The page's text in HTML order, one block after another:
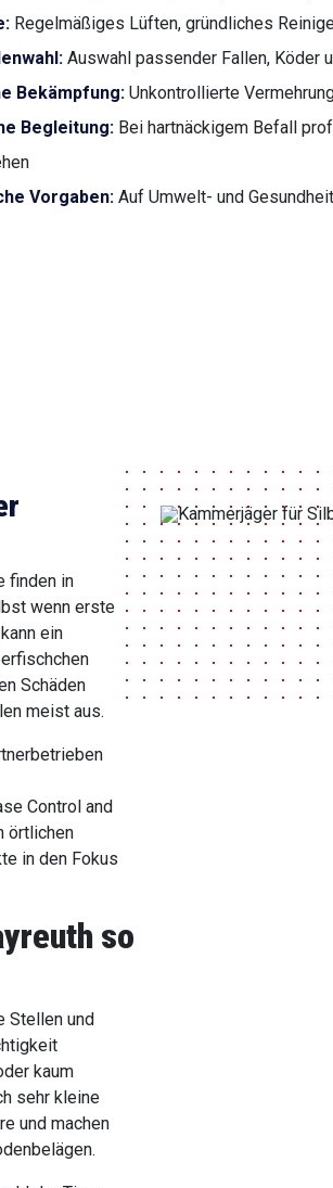
Regelmäßiges Lüften, gründliches
Auswahl passender Fallen, Köder
Bekämpfung: Unkontrollierte
Begleitung: Bei hartnäckigem Befall
Vorgaben: Auf Umwelt- und
finden in
wenn erste
ein
Schäden
meist aus.
Control and
örtlichen
in den Fokus
so
Stellen und
kaum
sehr kleine
und machen